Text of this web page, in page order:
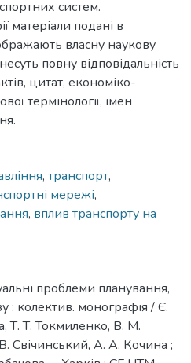
систем.
матеріали подані в
власну наукову
повну відповідальність
цитат, економіко-
термінології, імен
, транспорт,
мережі,
, вплив транспорту на
проблеми планування,
: колектив. монографія / Є.
Т. Т. Токмиленко, В. М.
Свічинський, А. А. Кочина ;